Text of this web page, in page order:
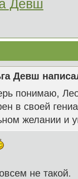
Девш
Девш
понимаю,
в своей
желании и
не такой.